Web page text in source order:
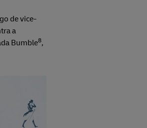
de vice-
a
Bumble8,